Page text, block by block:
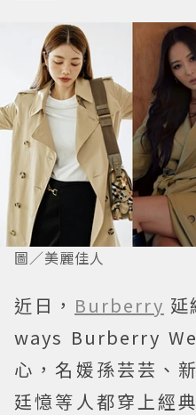
圖／美麗佳人
近日， Burberry
ways Burberry
心，名媛孫芸芸、
廷憶等人都穿上經